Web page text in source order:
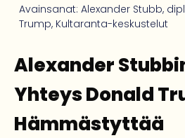
Avainsanat: Alexander Stubb,
Trump, Kultaranta-keskustelut
Alexander
Yhteys Donald
Hämmästyttää